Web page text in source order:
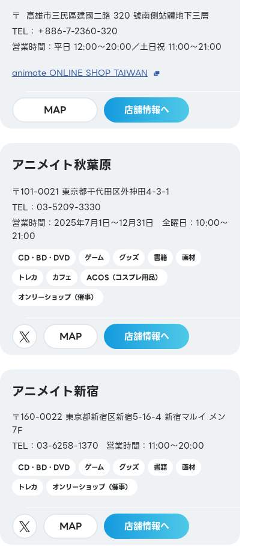
〒 高雄市三民區建國二路 320 號南側站體地下三層
TEL：＋886-7-2360-320
営業時間：平日 12:00～20:00／土日祝 11:00～21:00
animate ONLINE SHOP TAIWAN
MAP 店舗情報へ
アニメイト秋葉原
〒101-0021 東京都千代田区外神田4-3-1
TEL：03-5209-3330
営業時間：2025年7月1日～12月31日 全曜日：10:00～
21:00
CD・BD・DVD ゲーム グッズ 書籍
画材
トレカ
カフェ
ACOS（コスプレ用品）
オンリーショップ（催事）
MAP 店舗情報へ
アニメイト新宿
〒160-0022 東京都新宿区新宿5-16-4 新宿マルイ メン
7F
TEL：03-6258-1370
営業時間：11:00～20:00
CD・BD・DVD ゲーム グッズ 書籍
画材
トレカ
オンリーショップ（催事）
MAP 店舗情報へ